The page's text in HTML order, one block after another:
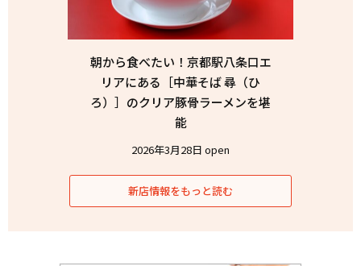
朝から食べたい！京都駅八条口エ
リアにある［中華そば 尋（ひ
ろ）］のクリア豚骨ラーメンを堪
能
2026年3月28日 open
新店情報をもっと読む